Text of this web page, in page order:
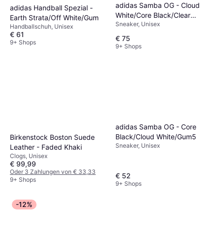
adidas Handball Spezial -
Earth Strata/Off White/Gum
Handballschuh, Unisex
€ 61
9+ Shops
adidas Samba OG - Cloud
White/Core Black/Clear
Granite
Sneaker, Unisex
€ 75
9+ Shops
Birkenstock Boston Suede
Leather - Faded Khaki
Clogs, Unisex
€ 99,99
Oder 3 Zahlungen von € 33,33
9+ Shops
adidas Samba OG - Core
Black/Cloud White/Gum5
Sneaker, Unisex
€ 52
9+ Shops
-12%